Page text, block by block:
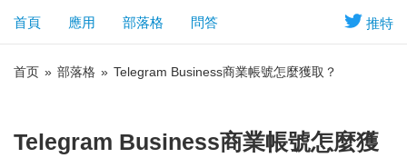
推特
首頁 應用 部落格 問答
首页 » 部落格 » Telegram Business商業帳號怎麼獲取？
Telegram Business商業帳號怎麼獲